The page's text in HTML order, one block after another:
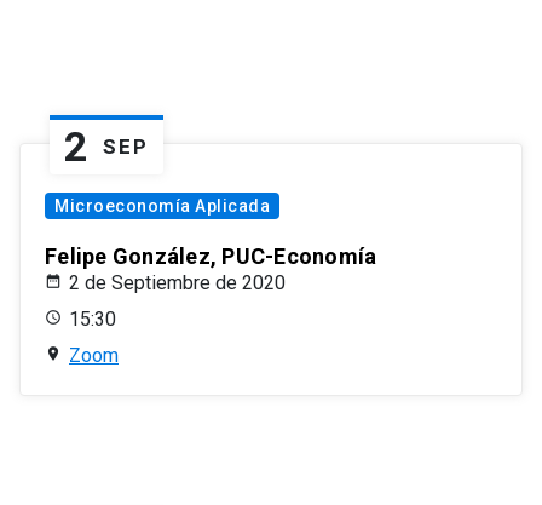
2 SEP
Microeconomía Aplicada
Felipe González, PUC-Economía
2 de Septiembre de 2020
15:30
Zoom